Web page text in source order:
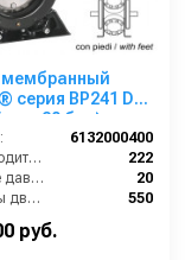
мембранный
серия ВP241 D
20 бар); вал
6132000400
Производительность (л/мин):
222
Рабочее давление (бар):
20
Обороты двигателя (об/мин):
550
руб.